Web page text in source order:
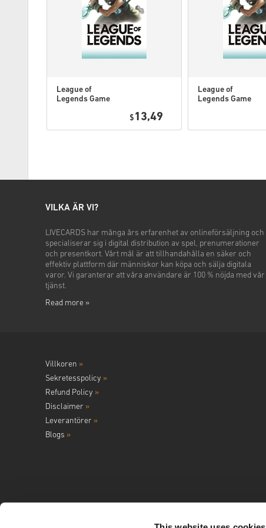
League of
Legends Game
$ 13,49
League of
Legends Game
VILKA ÄR VI?
LIVECARDS har många års erfarenhet av onlineförsäljning och
specialiserar sig i digital distribution av spel, prenumerationer
och presentkort. Vårt mål är att tillhandahålla en säker och
effektiv plattform där människor kan köpa och sälja digitala
varor. Vi garanterar att våra användare är 100 % nöjda med vår
tjänst.
Read more »
Villkoren »
Sekretesspolicy »
Refund Policy »
Disclaimer »
Leverantörer »
Blogs »